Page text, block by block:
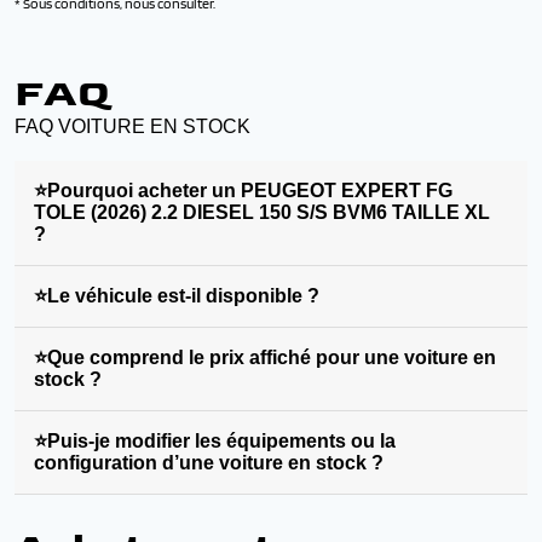
FAQ
FAQ VOITURE EN STOCK
⭐Pourquoi acheter un PEUGEOT EXPERT FG
TOLE (2026) 2.2 DIESEL 150 S/S BVM6 TAILLE XL
?
⭐Le véhicule est-il disponible ?
⭐Que comprend le prix affiché pour une voiture en
stock ?
⭐Puis-je modifier les équipements ou la
configuration d’une voiture en stock ?